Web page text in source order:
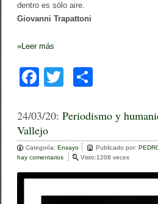
dentro es sólo aire.
Giovanni Trapattoni
»Leer más
F
c
e
b
o
o
tt
er
m
p
ar
tir
24/03/20:Periodismo y
Vallejo
Categoría:Ensayo Publicado por:
hay comentarios
P
r
Visto:1208 veces